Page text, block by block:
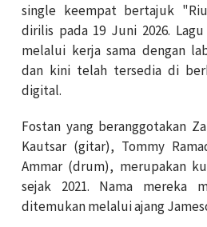
single keempat bertajuk
dirilis pada 19 Juni 2026.
melalui kerja sama dengan
dan kini telah tersedia di
digital.
Fostan yang beranggotakan
Kautsar (gitar), Tommy
Ammar (drum), merupakan
sejak 2021. Nama mereka
ditemukan melalui ajang